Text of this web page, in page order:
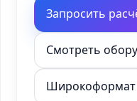
Запросить
Смотреть
Широкоформат